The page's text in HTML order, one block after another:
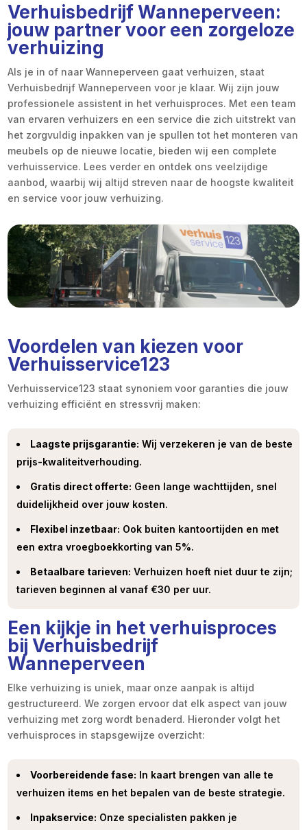
Verhuisbedrijf Wanneperveen:
jouw partner voor een zorgeloze
verhuizing
Als je in of naar Wanneperveen gaat verhuizen, staat
Verhuisbedrijf Wanneperveen voor je klaar. Wij zijn jouw
professionele assistent in het verhuisproces. Met een team
van ervaren verhuizers en een service die zich uitstrekt van
het zorgvuldig inpakken van je spullen tot het monteren van
meubels op de nieuwe locatie, bieden wij een complete
verhuisservice. Lees verder en ontdek ons veelzijdige
aanbod, waarbij wij altijd streven naar de hoogste kwaliteit
en service voor jouw verhuizing.
Voordelen van kiezen voor
Verhuisservice123
Verhuisservice123 staat synoniem voor garanties die jouw
verhuizing efficiënt en stressvrij maken:
Laagste prijsgarantie: Wij verzekeren je van de beste
prijs-kwaliteitverhouding.
Gratis direct offerte: Geen lange wachttijden, snel
duidelijkheid over jouw kosten.
Flexibel inzetbaar: Ook buiten kantoortijden en met
een extra vroegboekkorting van 5%.
Betaalbare tarieven: Verhuizen hoeft niet duur te zijn;
tarieven beginnen al vanaf €30 per uur.
Een kijkje in het verhuisproces
bij Verhuisbedrijf
Wanneperveen
Elke verhuizing is uniek, maar onze aanpak is altijd
gestructureerd. We zorgen ervoor dat elk aspect van jouw
verhuizing met zorg wordt benaderd. Hieronder volgt het
verhuisproces in stapsgewijze overzicht:
Voorbereidende fase: In kaart brengen van alle te
verhuizen items en het bepalen van de beste strategie.
Inpakservice: Onze specialisten pakken je